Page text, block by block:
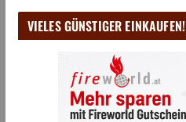
VIELES GÜNSTIGER EINKAUFEN!